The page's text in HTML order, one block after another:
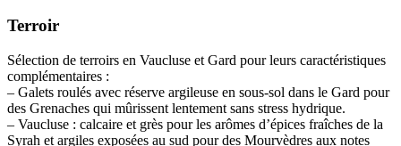
Terroir
Sélection de terroirs en Vaucluse et Gard pour leurs caractéristiques
complémentaires :
– Galets roulés avec réserve argileuse en sous-sol dans le Gard pour
des Grenaches qui mûrissent lentement sans stress hydrique.
– Vaucluse : calcaire et grès pour les arômes d’épices fraîches de la
Syrah et argiles exposées au sud pour des Mourvèdres aux notes